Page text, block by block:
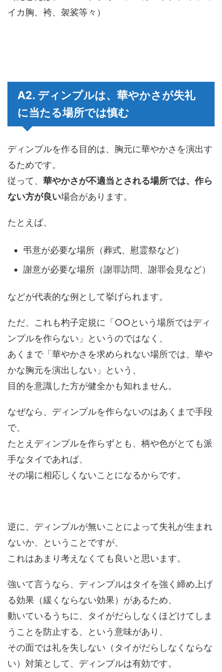
イカ胸、袴、袈裟等々）
A2. ディンプルは、華やかさが失礼
に当たる場所では慎む
ディンプルを作る目的は、胸元に華やかさを演出す
るためです。
従って、 華やかさが不適当とされる場所では、作ら
ない方が良い場合があります。
たとえば、
弔意が必要な場所（葬式、慰霊祭など）
謝意が必要な場所（謝罪訪問、謝罪会見など）
などが代表的な例として挙げられます。
ただ、これも杓子定規に「○○という場所ではディ
ンプルを作らない」というのではなく、
あくまで「華やかさを求められない場所では、華や
かな胸元を演出しない」という、
目的を意識した方が健全かも知れません。
なぜなら、ディンプルを作らないのはあくまで手段
で、
たとえディンプルを作らずとも、柄や色がとても派
手なタイであれば、
その場に相応しくないことになるからです。
逆に、ディンプルが無いことによって失礼が生まれ
ないか、ということですが、
これはあまり考えなくても良いと思います。
強いて言うなら、ディンプルはタイを強く締め上げ
る効果（緩くならない効果）があるため、
動いているうちに、タイがだらしなくほどけてしま
うことを防止する、という意味があり、
その面では礼を失しない（タイがだらしなくならな
い）対策として、ディンプルは有効です。